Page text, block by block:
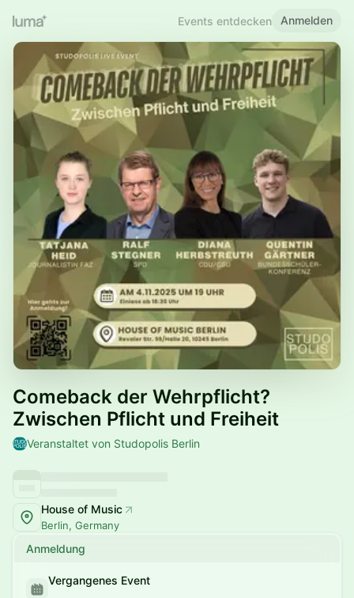
Events entdecken Anmelden
Comeback der Wehrpflicht?
Zwischen Pflicht und Freiheit
Veranstaltet von Studopolis Berlin
House of Music
Berlin, Germany
Anmeldung
Vergangenes Event